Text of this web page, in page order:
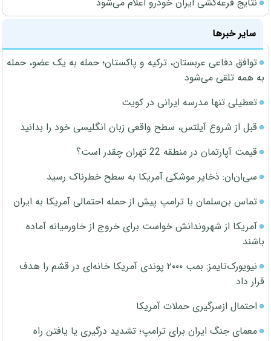
سایر خبرها
توافق دفاعی عربستان، ترکیه و پاکستان؛ حمله به یک عضو، حمله
به همه تلقی می‌شود
تعطیلی تنها مدرسه ایرانی در کویت
قبل از شروع آیلتس، سطح واقعی زبان انگلیسی خود را بدانید
قیمت آپارتمان در منطقه 22 تهران چقدر است؟
سی‌ان‌ان: ذخایر موشکی آمریکا به سطح خطرناک رسید
تماس بن‌سلمان با ترامپ پیش از حمله احتمالی آمریکا به ایران
آمریکا از شهروندانش خواست برای خروج از خاورمیانه آماده
باشند
نیویورک‌تایمز: بمب ۲۰۰۰ پوندی آمریکا خانه‌ای در قشم را هدف
قرار داد
احتمال ازسرگیری حملات آمریکا
معمای جنگ ایران برای ترامپ؛ تشدید درگیری یا یافتن راه